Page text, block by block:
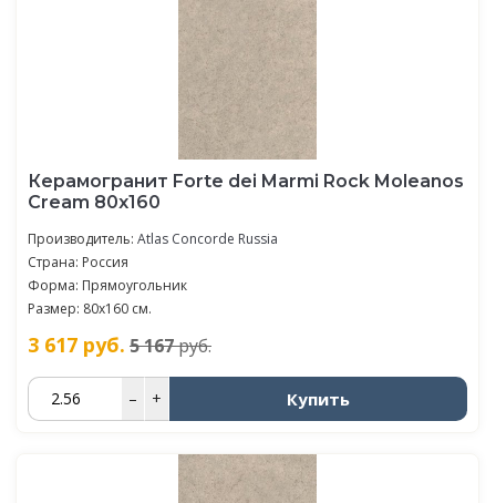
Керамогранит Forte dei Marmi Rock Moleanos
Cream 80x160
Производитель: Atlas Concorde Russia
Страна: Россия
Форма: Прямоугольник
Размер: 80x160 см.
3 617 руб. 5 167руб.
– + Купить